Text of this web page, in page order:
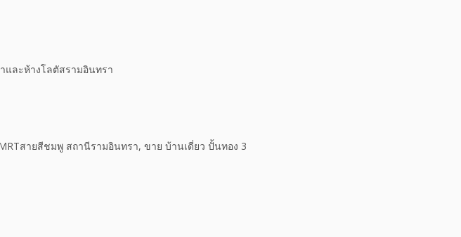
และห้างโลตัสรามอินทรา
สายสีชมพู สถานีรามอินทรา, ขาย บ้านเดี่ยว ปั้นทอง 3